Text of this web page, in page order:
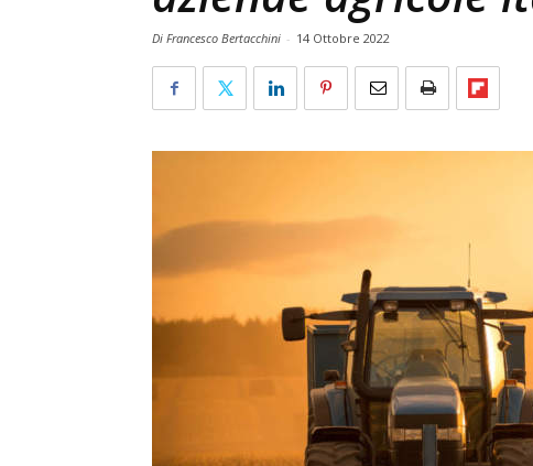
Di Francesco Bertacchini - 14 Ottobre 2022